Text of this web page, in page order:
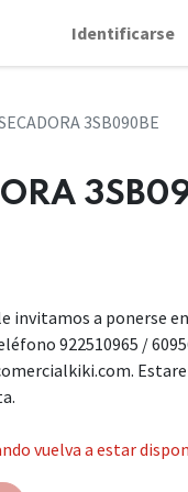
Identificarse
3SB090BE
invitamos a ponerse
922510965 /
vuelva a estar